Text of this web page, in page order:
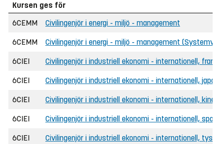
Kursen ges för
6CEMM
Civilingenjör i energi - miljö - management
6CEMM Civilingenjör i energi - miljö - management
6CIEI Civilingenjör i industriell ekonomi - internationell,
6CIEI Civilingenjör i industriell ekonomi - internationell,
6CIEI Civilingenjör i industriell ekonomi - internationell,
6CIEI Civilingenjör i industriell ekonomi - internationell,
6CIEI Civilingenjör i industriell ekonomi - internationell,